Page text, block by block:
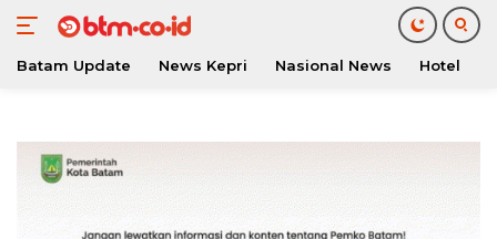
konten
Batam Update News Kepri Nasional News Hotel